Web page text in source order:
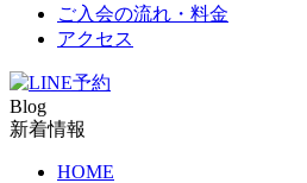
ご入会の流れ・料金
アクセス
Blog
新着情報
HOME